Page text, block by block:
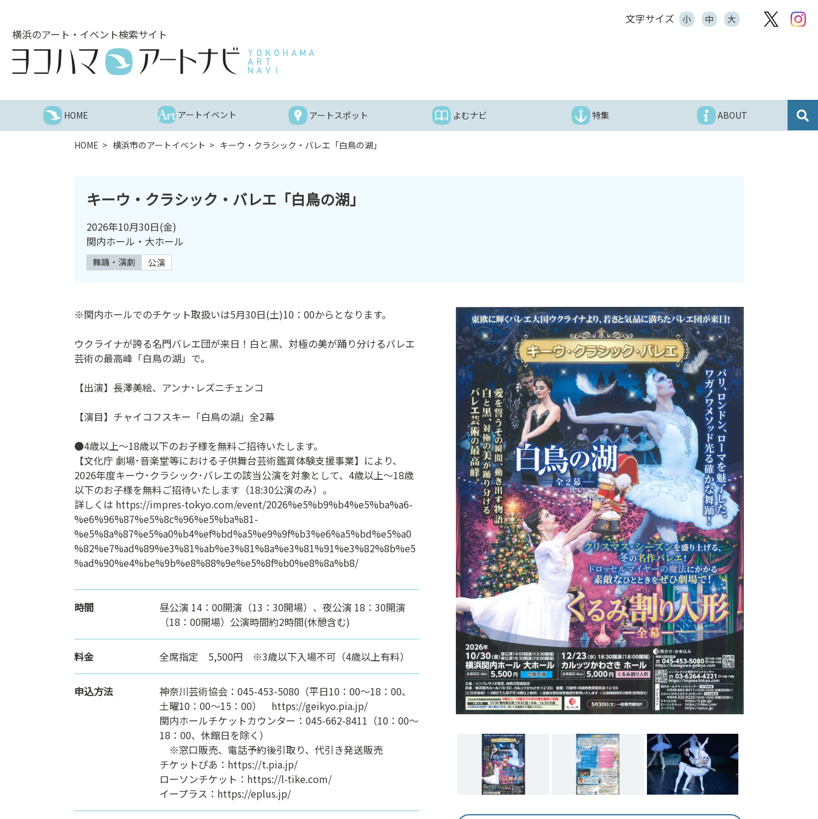
文字サイズ 小 中 大
横浜のアート・イベント検索サイト
HOME アートイベント アートスポット よむナビ 特集 ABOUT
HOME 横浜市のアートイベント キーウ・クラシック・バレエ「白鳥の湖」
キーウ・クラシック・バレエ「白鳥の湖」
2026年10月30日(金)
関内ホール・大ホール
舞踊・演劇 公演
※関内ホールでのチケット取扱いは5月30日(土)10：00からとなります。
ウクライナが誇る名門バレエ団が来日！白と黒、対極の美が踊り分けるバレエ
芸術の最高峰「白鳥の湖」で。
【出演】長澤美絵、アンナ･レズニチェンコ
【演目】チャイコフスキー「白鳥の湖」全2幕
●4歳以上～18歳以下のお子様を無料ご招待いたします。
【文化庁 劇場･音楽堂等における子供舞台芸術鑑賞体験支援事業】により、
2026年度キーウ･クラシック･バレエの該当公演を対象として、4歳以上～18歳
以下のお子様を無料ご招待いたします（18:30公演のみ）。
詳しくは https://impres-tokyo.com/event/2026%e5%b9%b4%e5%ba%a6-
%e6%96%87%e5%8c%96%e5%ba%81-
%e5%8a%87%e5%a0%b4%ef%bd%a5%e9%9f%b3%e6%a5%bd%e5%a0
%82%e7%ad%89%e3%81%ab%e3%81%8a%e3%81%91%e3%82%8b%e5
%ad%90%e4%be%9b%e8%88%9e%e5%8f%b0%e8%8a%b8/
時間
昼公演 14：00開演（13：30開場）、夜公演 18：30開演
（18：00開場）公演時間約2時間(休憩含む)
料金 全席指定 5,500円 ※3歳以下入場不可（4歳以上有料）
申込方法
神奈川芸術協会：045-453-5080（平⽇10：00〜18：00、
⼟曜10：00〜15：00） https://geikyo.pia.jp/
関内ホールチケットカウンター：045-662-8411（10：00～
18：00、休館日を除く）
※窓口販売、電話予約後引取り、代引き発送販売
チケットぴあ：https://t.pia.jp/
ローソンチケット：https://l-tike.com/
イープラス：https://eplus.jp/